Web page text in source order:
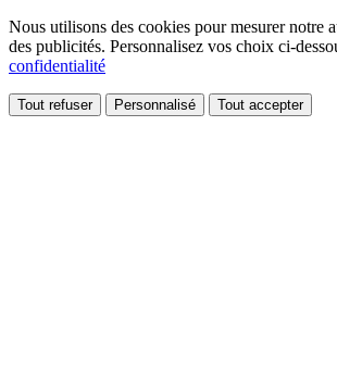
Nous utilisons des cookies pour mesurer notre
des publicités. Personnalisez vos choix ci-
confidentialité
Tout refuser Personnalisé Tout accepter